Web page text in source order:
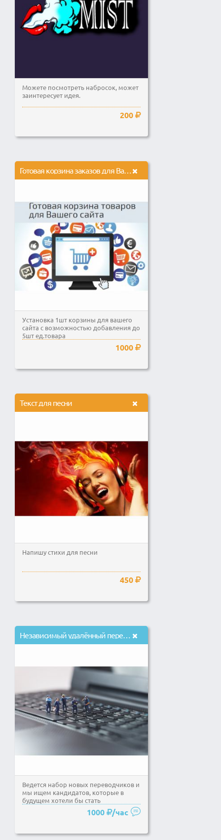
Можете посмотреть набросок, может
заинтересует идея.
200
Готовая корзина заказов для Вашего сайта
Установка 1шт корзины для вашего
сайта с возможностью добавления до
5шт ед.товара
1000
Текст для песни
Напишу стихи для песни
450
Независимый yдалённый переводчик английского в брачное агентство
Ведется набор новых переводчиков и
мы ищем кандидатов, которые в
будущем хотели бы стать
администраторами в нашем...
1000 /час